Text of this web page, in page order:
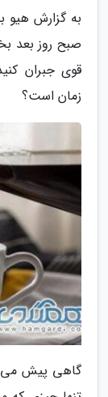
به گزارش هیو
صبح روز بعد
قوی جبران
زمان است؟
گاهی پیش می